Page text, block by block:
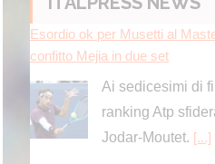
Esordio ok per Musetti al
confitto Mejia in due set
Ai sedicesimi di
ranking Atp
Jodar-Moutet. [...]